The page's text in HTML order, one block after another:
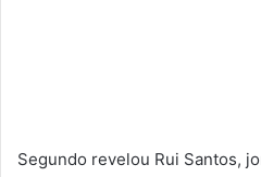
Segundo revelou Rui Santos,